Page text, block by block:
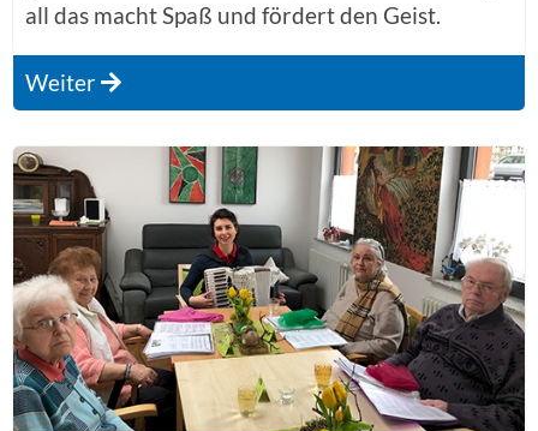
all das macht Spaß und fördert den Geist.
Weiter